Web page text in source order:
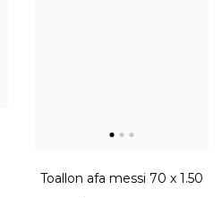
Toallon afa messi 70 x 1.50